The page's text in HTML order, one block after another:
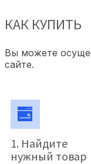
КАК КУПИТЬ
Вы можете
сайте.
1. Найдите
нужный товар